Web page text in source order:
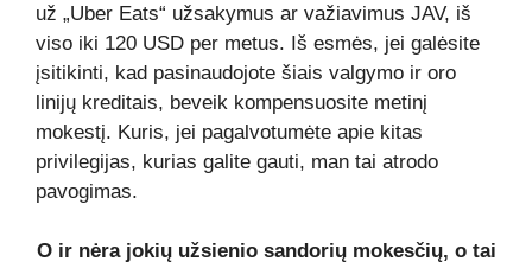
už „Uber Eats“ užsakymus ar važiavimus JAV, iš
viso iki 120 USD per metus. Iš esmės, jei galėsite
įsitikinti, kad pasinaudojote šiais valgymo ir oro
linijų kreditais, beveik kompensuosite metinį
mokestį. Kuris, jei pagalvotumėte apie kitas
privilegijas, kurias galite gauti, man tai atrodo
pavogimas.
O ir nėra jokių užsienio sandorių mokesčių, o tai